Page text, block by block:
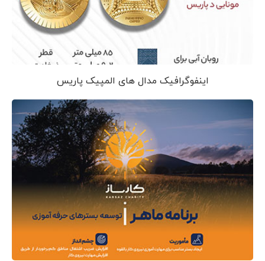
اینفوگرافیک مدال های المپیک پاریس